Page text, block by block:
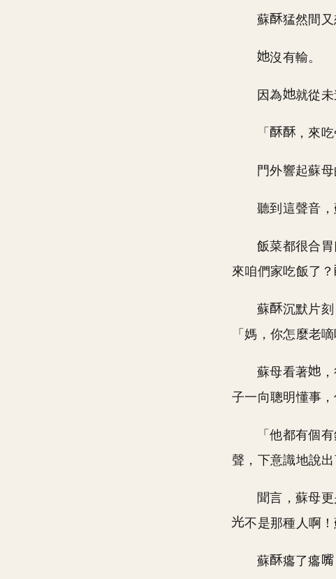
蘇 猛然間
沒有輸。
因為 就從未
「 ，來吃
門外響起蘇母
聽到這聲音
飯菜都很合
來咱們家吃飯了？
蘇 沉默片
「媽，你怎麼老
蘇母看著
子一向聰明懂事
「他都有個
聲，下意識地說出
聞言，蘇母更
不是那種人啊
蘇 癟了癟